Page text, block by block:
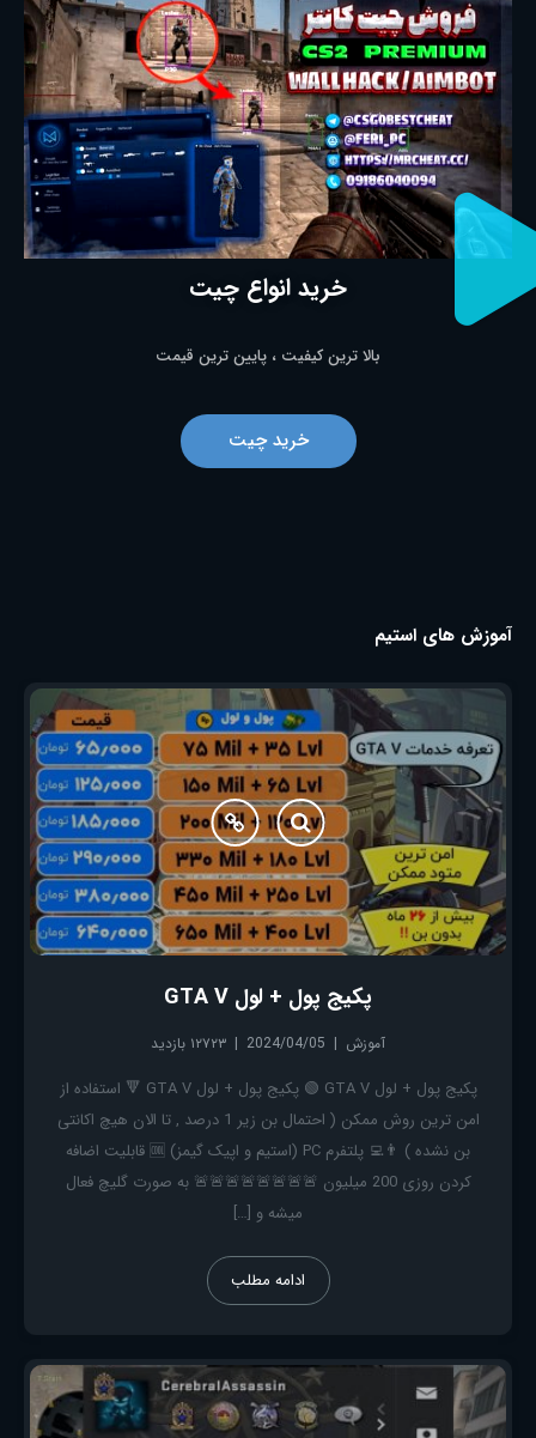
خرید انواع چیت
بالا ترین کیفیت ، پایین ترین قیمت
خرید چیت
آموزش های استیم
پکیج پول + لول GTA V
آموزش 2024/04/05 ۱۲۷۲۳ بازدید
پکیج پول + لول GTA V 🟢 پکیج پول + لول GTA V 🔻 استفاده از
امن ترین روش ممکن ( احتمال بن زیر 1 درصد , تا الان هیچ اکانتی
بن نشده ) 👨‍💻 پلتفرم PC (استیم و اپیک گیمز) 🆒 قابلیت اضافه
کردن روزی 200 میلیون 🚨🚨🚨🚨🚨🚨🚨🚨 به صورت گلیچ فعال
میشه و […]
ادامه مطلب